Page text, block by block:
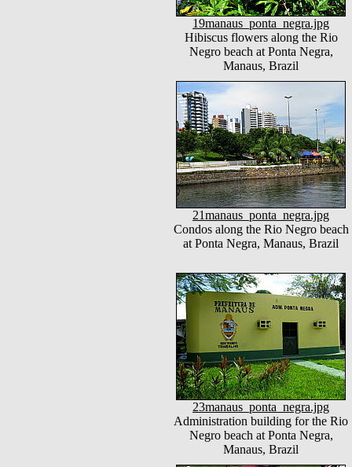
19manaus_ponta_negra.jpg
Hibiscus flowers along the Rio
Negro beach at Ponta Negra,
Manaus, Brazil
21manaus_ponta_negra.jpg
Condos along the Rio Negro beach
at Ponta Negra, Manaus, Brazil
23manaus_ponta_negra.jpg
Administration building for the Rio
Negro beach at Ponta Negra,
Manaus, Brazil